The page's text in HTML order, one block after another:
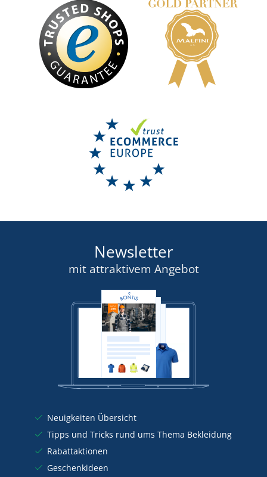
Newsletter
mit attraktivem Angebot
Neuigkeiten Übersicht
Tipps und Tricks rund ums Thema Bekleidung
Rabattaktionen
Geschenkideen